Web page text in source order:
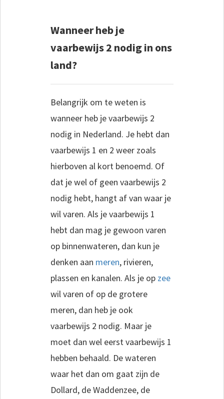
Wanneer heb je
vaarbewijs 2 nodig in ons
land?
Belangrijk om te weten is
wanneer heb je vaarbewijs 2
nodig in Nederland. Je hebt dan
vaarbewijs 1 en 2 weer zoals
hierboven al kort benoemd. Of
dat je wel of geen vaarbewijs 2
nodig hebt, hangt af van waar je
wil varen. Als je vaarbewijs 1
hebt dan mag je gewoon varen
op binnenwateren, dan kun je
denken aan meren, rivieren,
plassen en kanalen. Als je op zee
wil varen of op de grotere
meren, dan heb je ook
vaarbewijs 2 nodig. Maar je
moet dan wel eerst vaarbewijs 1
hebben behaald. De wateren
waar het dan om gaat zijn de
Dollard, de Waddenzee, de